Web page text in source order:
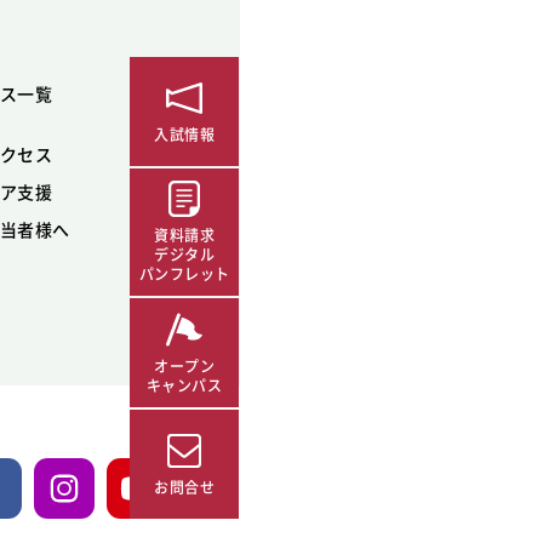
一覧
セス
支援
者様へ
入試情報
資料請求
デジタル
パンフレット
オープン
キャンパス
お問合せ